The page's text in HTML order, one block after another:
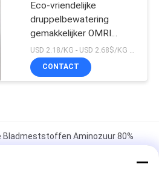
Eco-vriendelijke
druppelbewatering
gemakkelijker OMRI
Organisch aminozuur
16%N 80%
Plantengraansstof
CONTACT
Bladmeststoffen Aminozuur 80%